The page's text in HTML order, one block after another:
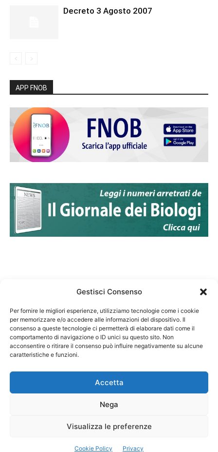
Gestisci Consenso
Per fornire le migliori esperienze, utilizziamo tecnologie come i cookie
per memorizzare e/o accedere alle informazioni del dispositivo. Il
consenso a queste tecnologie ci permetterà di elaborare dati come il
comportamento di navigazione o ID unici su questo sito. Non
acconsentire o ritirare il consenso può influire negativamente su alcune
caratteristiche e funzioni.
Accetta
Nega
Visualizza le preferenze
Cookie Policy Privacy
Decreto 3 Agosto 2007
APP FNOB
Federazione Nazionale Degli Ordini dei Biologi:
codice fiscale 80069130583
Responsabile sito internet www.fnob.it:
Privacy Policy Cookie Policy
Rights Reserved.